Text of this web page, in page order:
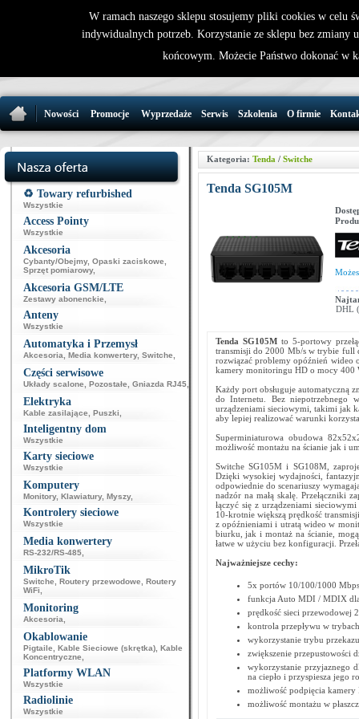
32 721 86
Nowości Promocje Wyprzedaże Serwis Szkolenia O firmie
♻️ Towary refurbished
Wszystkie
Access Pointy
Wszystkie
Akcesoria
Cybanty/Obejmy, Opaski zaciskowe
Sprzęt pomiarowy,
Akcesoria GSM/LTE
Zestawy abonenckie
Anteny
Wszystkie
Automatyka i Przemysł
Akcesoria Media konwertery, Switche
Części serwisowe
Układy scalone Pozostałe Gniazda RJ45
Elektryka
Kable zasilające Puszki
Inteligentny dom
Wszystkie
Karty sieciowe
Wszystkie
Komputery
Monitory, Klawiatury, Myszy,
Kontrolery sieciowe
Wszystkie
Media konwertery
RS-232/RS-485
MikroTik
Switche Routery przewodowe
Routery
WiFi
Monitoring
Akcesoria
Okablowanie
Pigtaile Kable Sieciowe (skrętka) Kable
Koncentryczne
Platformy WLAN
Wszystkie
Radiolinie
Wszystkie
Kategoria: Tenda / Switche
Tenda SG105M
DHL
Tenda SG105Mto 5-portowy
transmisji do 2000 Mb/s w trybie full
rozwiązać problemy opóźnień wideo
kamery monitoringu HD o mocy 400
Każdy port obsługuje automatyczną
do Internetu. Bez niepotrzebnego
urządzeniami sieciowymi, takimi jak
aby lepiej realizować warunki
Superminiaturowa obudowa
możliwość montażu na ścianie jak i
Switche SG105M i SG108M,
Dzięki wysokiej wydajności,
odpowiednie do scenariuszy
nadzór na małą skalę. Przełączniki
łączyć się z urządzeniami
10-krotnie większą prędkość
z opóźnieniami i utratą wideo w
biurku, jak i montaż na ścianie,
łatwe w użyciu bez konfiguracji.
Najważniejsze cechy:
5x portów 10/100/1000
funkcja Auto MDI / MDIX
prędkość sieci przewodowej
kontrola przepływu w
wykorzystanie trybu
zwiększenie przepustowości
wykorzystanie przyjaznego
na ciepło i przyspiesza jego
możliwość podpięcia kamery
możliwość montażu w
W ramach naszego sklepu stosujemy pliki cookies w celu
indywidualnych potrzeb. Korzystanie ze sklepu bez zmiany
końcowym. Możecie Państwo dokonać w